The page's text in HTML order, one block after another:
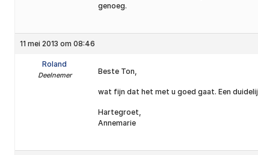
genoeg.
11 mei 2013 om 08:46
Roland
Deelnemer Beste Ton,
wat fijn dat het met u goed gaat. Een
Hartegroet,
Annemarie